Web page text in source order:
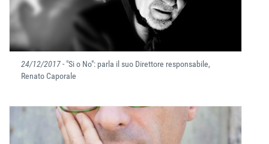
24/12/2017- "Si o No": parla il suo Direttore responsabile,
Renato Caporale